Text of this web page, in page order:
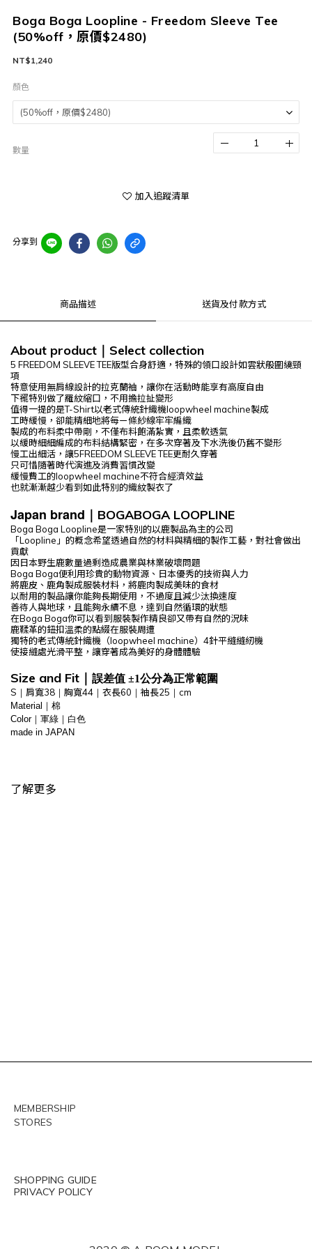
Boga Boga Loopline - Freedom Sleeve Tee
(50%off，原價$2480)
NT$1,240
顏色
數量
加入追蹤清單
分享到
商品描述 送貨及付款方式
About product Select collection
5 FREEDOM SLEEVE TEE版型合身舒適，特殊的領口設計如雲狀般圍繞頸
項
特意使用無肩線設計的拉克蘭袖，讓你在活動時能享有高度自由
下襬特別做了羅紋縮口，不用擔拉扯變形
值得一提的是T-Shirt以老式傳統針織機loopwheel machine製成
工時緩慢，卻能精細地將每ㄧ條紗線牢牢編織
製成的布料柔中帶剛，不僅布料飽滿紮實，且柔軟透氣
以緩時細細編成的布料結構緊密，在多次穿著及下水洗後仍舊不變形
慢工出細活，讓5FREEDOM SLEEVE TEE更耐久穿著
只可惜隨著時代演進及消費習慣改變
緩慢費工的loopwheel machine不符合經濟效益
也就漸漸越少看到如此特別的織紋製衣了
Japan brand BOGABOGA LOOPLINE
Boga Boga Loopline是一家特別的以鹿製品為主的公司
「Loopline」的概念希望透過自然的材料與精細的製作工藝，對社會做出
貢獻
因日本野生鹿數量過剩造成農業與林業破壞問題
Boga Boga便利用珍貴的動物資源、日本優秀的技術與人力
將鹿皮、鹿角製成服裝材料，將鹿肉製成美味的食材
以耐用的製品讓你能夠長期使用，不過度且減少汰換速度
善待人與地球，且能夠永續不息，達到自然循環的狀態
在Boga Boga你可以看到服裝製作精良卻又帶有自然的況味
鹿鞣革的鈕扣溫柔的點綴在服裝周遭
獨特的老式傳統針織機（loopwheel machine）4針平縫縫紉機
使接縫處光滑平整，讓穿著成為美好的身體體驗
Size and Fit 誤差值 ±1公分為正常範圍
S ｜ 肩寬38 ｜ 胸寬44 ｜ 衣長60 ｜ 袖長25 ｜ cm
Material｜棉
Color｜軍綠｜白色
made in JAPAN
了解更多
MEMBERSHIP
STORES
SHOPPING GUIDE
PRIVACY POLICY